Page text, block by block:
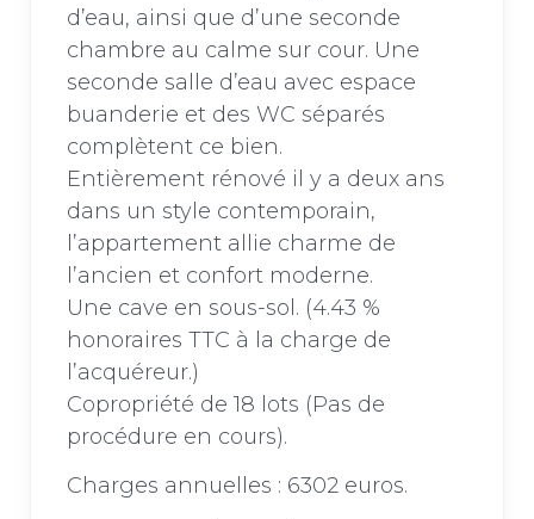
d’eau, ainsi que d’une seconde
chambre au calme sur cour. Une
seconde salle d’eau avec espace
buanderie et des WC séparés
complètent ce bien.
Entièrement rénové il y a deux ans
dans un style contemporain,
l’appartement allie charme de
l’ancien et confort moderne.
Une cave en sous-sol. (4.43 %
honoraires TTC à la charge de
l’acquéreur.)
Copropriété de 18 lots (Pas de
procédure en cours).
Charges annuelles : 6302 euros.